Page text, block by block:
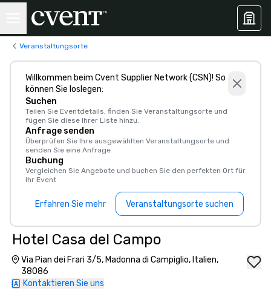
Veranstaltungsorte
Willkommen beim Cvent Supplier Network (CSN)! So
können Sie loslegen:
Suchen
Teilen Sie Eventdetails, finden Sie Veranstaltungsorte und
fügen Sie diese Ihrer Liste hinzu.
Anfrage senden
Überprüfen Sie Ihre ausgewählten Veranstaltungsorte und
senden Sie eine Anfrage
Buchung
Vergleichen Sie Angebote und buchen Sie den perfekten Ort für
Ihr Event
Erfahren Sie mehr Veranstaltungsorte suchen
Hotel Casa del Campo
Via Pian dei Frari 3/5, Madonna di Campiglio, Italien,
38086
Kontaktieren Sie uns